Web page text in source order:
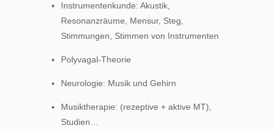
Instrumentenkunde: Akustik,
Resonanzräume, Mensur, Steg,
Stimmungen, Stimmen von Instrumenten
Polyvagal-Theorie
Neurologie: Musik und Gehirn
Musiktherapie: (rezeptive + aktive MT),
Studien…